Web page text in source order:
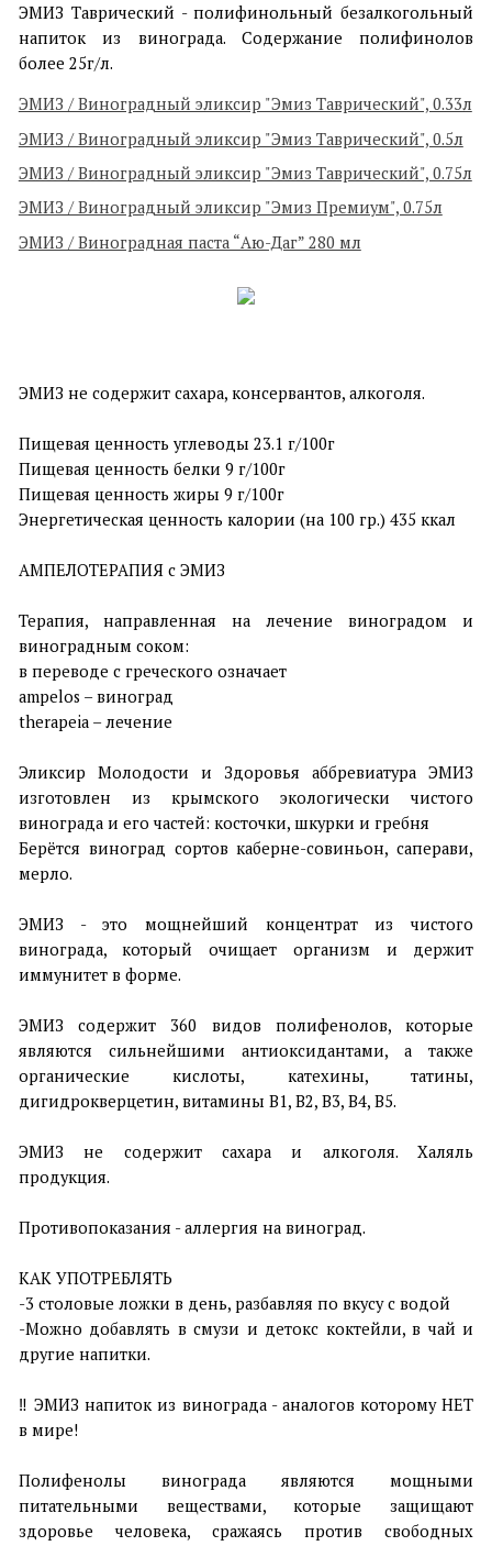
ЭМИЗ Таврический - полифинольный безалкогольный
напиток из винограда. Содержание полифинолов
более 25г/л.
ЭМИЗ / Виноградный эликсир "Эмиз Таврический", 0.33л
ЭМИЗ / Виноградный эликсир "Эмиз Таврический", 0.5л
ЭМИЗ / Виноградный эликсир "Эмиз Таврический", 0.75л
ЭМИЗ / Виноградный эликсир "Эмиз Премиум", 0.75л
ЭМИЗ / Виноградная паста “Аю-Даг” 280 мл
ЭМИЗ не содержит сахара, консервантов, алкоголя.
Пищевая ценность углеводы 23.1 г/100г
Пищевая ценность белки 9 г/100г
Пищевая ценность жиры 9 г/100г
Энергетическая ценность калории (на 100 гр.) 435 ккал
АМПЕЛОТЕРАПИЯ с ЭМИЗ
Терапия, направленная на лечение виноградом и
виноградным соком:
в переводе с греческого означает
ampelos – виноград
therapeia – лечение
Эликсир Молодости и Здоровья аббревиатура ЭМИЗ
изготовлен из крымского экологически чистого
винограда и его частей: косточки, шкурки и гребня
Берётся виноград сортов каберне-совиньон, саперави,
мерло.
ЭМИЗ - это мощнейший концентрат из чистого
винограда, который очищает организм и держит
иммунитет в форме.
ЭМИЗ содержит 360 видов полифенолов, которые
являются сильнейшими антиоксидантами, а также
органические кислоты, катехины, татины,
дигидрокверцетин, витамины B1, B2, B3, B4, B5.
ЭМИЗ не содержит сахара и алкоголя. Халяль
продукция.
Противопоказания - аллергия на виноград.
КАК УПОТРЕБЛЯТЬ
-3 столовые ложки в день, разбавляя по вкусу с водой
-Можно добавлять в смузи и детокс коктейли, в чай и
другие напитки.
‼️ ЭМИЗ напиток из винограда - аналогов которому НЕТ
в мире!
Полифенолы винограда являются мощными
питательными веществами, которые защищают
здоровье человека, сражаясь против свободных